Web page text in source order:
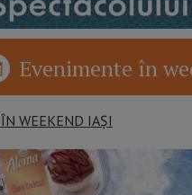
Evenimente în
WEEKEND IAȘI